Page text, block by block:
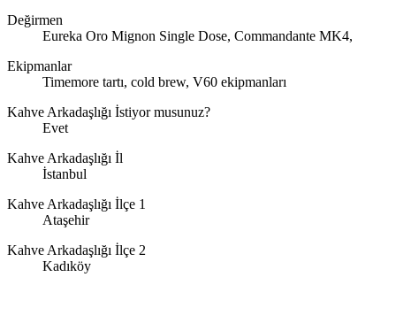
Değirmen
Eureka Oro Mignon Single Dose, Commandante MK4,
Ekipmanlar
Timemore tartı, cold brew, V60 ekipmanları
Kahve Arkadaşlığı İstiyor musunuz?
Evet
Kahve Arkadaşlığı İl
İstanbul
Kahve Arkadaşlığı İlçe 1
Ataşehir
Kahve Arkadaşlığı İlçe 2
Kadıköy